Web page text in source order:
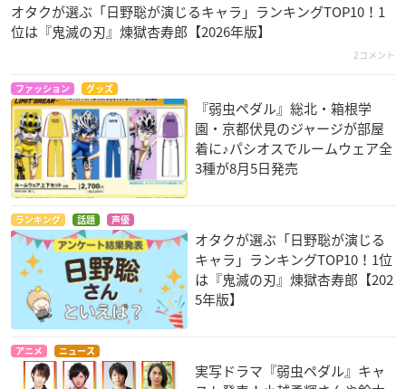
オタクが選ぶ「日野聡が演じるキャラ」ランキングTOP10！1
位は『鬼滅の刃』煉󠄁獄杏寿郎【2026年版】
2コメント
ファッション グッズ
『弱虫ペダル』総北・箱根学
園・京都伏見のジャージが部屋
着に♪パシオスでルームウェア全
3種が8月5日発売
ランキング 話題 声優
オタクが選ぶ「日野聡が演じる
キャラ」ランキングTOP10！1位
は『鬼滅の刃』煉󠄁獄杏寿郎【202
5年版】
アニメ ニュース
実写ドラマ『弱虫ペダル』キャ